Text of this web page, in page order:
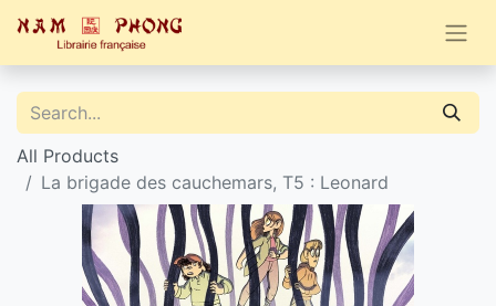
All Products
La brigade des cauchemars, T5 : Leonard